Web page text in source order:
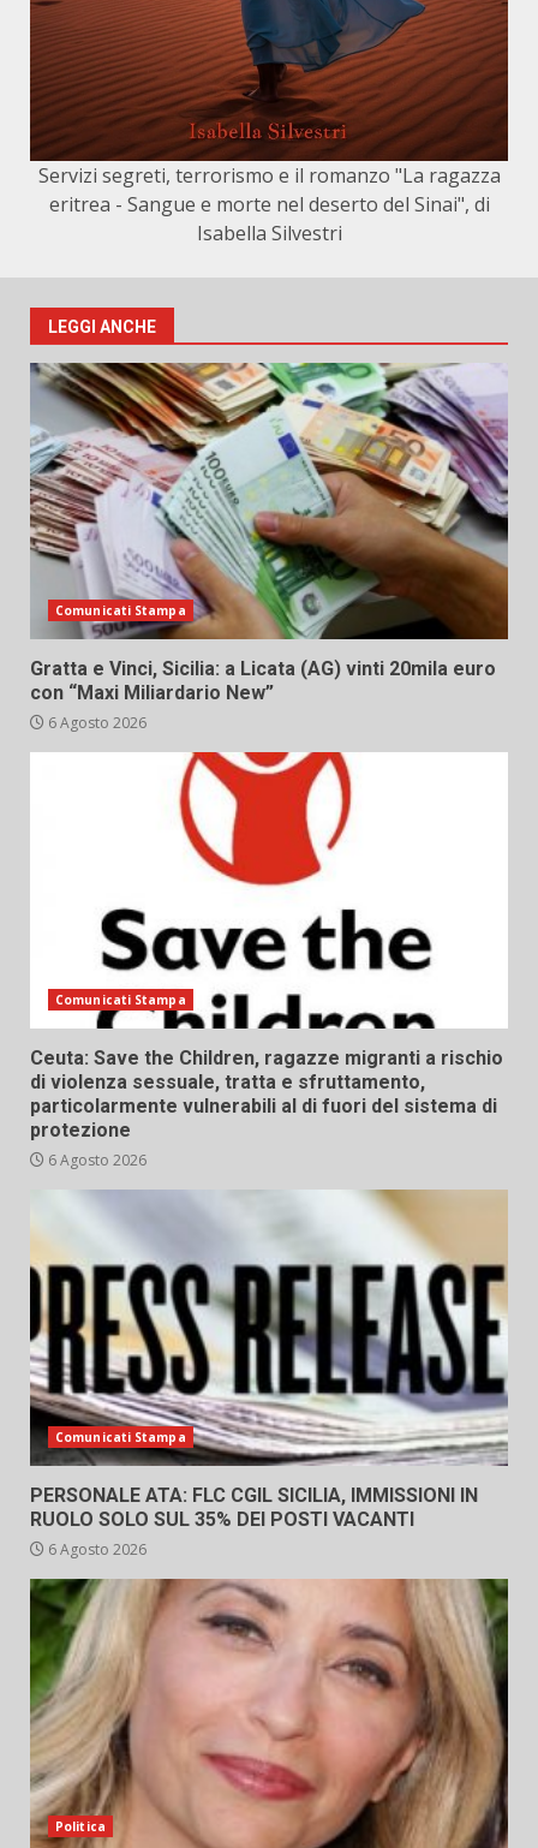
Servizi segreti, terrorismo e il romanzo "La ragazza
eritrea - Sangue e morte nel deserto del Sinai", di
Isabella Silvestri
LEGGI ANCHE
Comunicati Stampa
Gratta e Vinci, Sicilia: a Licata (AG) vinti 20mila euro
con “Maxi Miliardario New”
6 Agosto 2026
Comunicati Stampa
Ceuta: Save the Children, ragazze migranti a rischio
di violenza sessuale, tratta e sfruttamento,
particolarmente vulnerabili al di fuori del sistema di
protezione
6 Agosto 2026
Comunicati Stampa
PERSONALE ATA: FLC CGIL SICILIA, IMMISSIONI IN
RUOLO SOLO SUL 35% DEI POSTI VACANTI
6 Agosto 2026
Politica